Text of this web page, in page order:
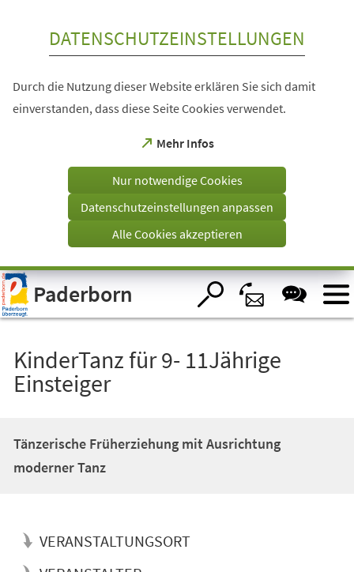
Visuelle
Assistenzsoftware
öffnen.
DATENSCHUTZEINSTELLUNGEN
Durch die Nutzung dieser Website erklären Sie sich damit
einverstanden, dass diese Seite Cookies verwendet.
Mehr Infos
(Öffnet
einem
Tab)
Nur notwendige Cookies
Datenschutzeinstellungen anpassen
Alle Cookies akzeptieren
Paderborn
KinderTanz für 9- 11Jährige
Einsteiger
Tänzerische Früherziehung mit Ausrichtung
moderner Tanz
VERANSTALTUNGSORT